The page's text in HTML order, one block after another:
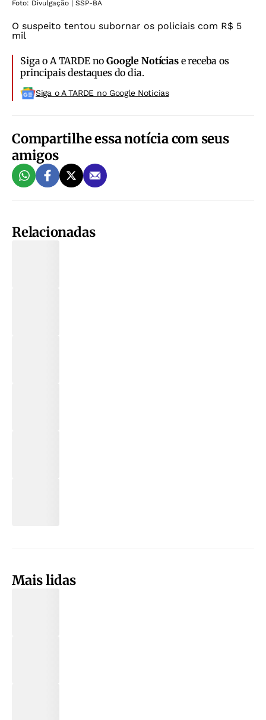
Foto: Divulgação | SSP-BA
O suspeito tentou subornar os policiais com R$ 5
mil
Siga o A TARDE noGoogle Notíciase receba os
principais destaques do dia.
Siga o A TARDE no Google Noticias
Compartilhe essa notícia com seus
amigos
Relacionadas
Mais lidas